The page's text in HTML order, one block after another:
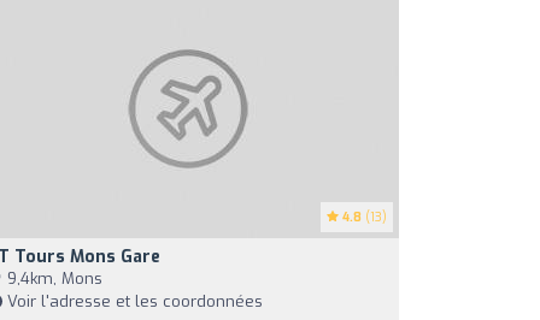
4.8 (13)
Tours Mons Gare
9,4km, Mons
Voir l'adresse et les coordonnées